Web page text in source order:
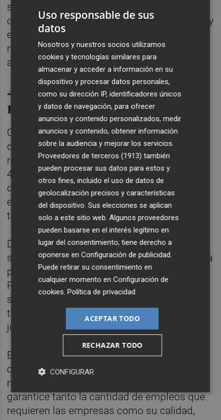
segundo. El resto de alojamientos tenía en
diciembre un 8% más de empleos, con 333, y
en agosto registró 499. Por su parte, el
número de negocios fue de 77 en
alojamientos turísticos y 41 en campings.
467 más afiliaciones en
restaurantes
Otra vertiente importante que se beneficia
del turismo es la restauración. Así, los
restaurantes han sumado en 2024 un total
467 trabajos más, contabilizando en
diciembre 8.617 empleados y 1.086
empresas. Un año antes contaba con 8.150
trabajadores y 1.040 firmas.
De esta manera, el turismo vuelve a ser un
sector importante del tejido económico de la
provincia, acaparando cerca de un 14% del
PIB. De hecho, elColegio de Economistas
señala esta actividad como una de las que
tirará de la economía de Castellón en 2025
junto al azulejo y la construcción.
En este contexto de mejora, el sector
considera ahora clave la firma de un
nuevo
garantice tanto la cantidad de empleos que
requieren las empresas como su calidad,
Uso responsable de sus
datos
Nosotros y nuestros socios utilizamos
cookies y tecnologías similares para
almacenar y acceder a información en su
dispositivo y procesar datos personales,
como su dirección IP, identificadores únicos
y datos de navegación, para ofrecer
anuncios y contenido personalizados, medir
anuncios y contenido, obtener información
sobre la audiencia y mejorar los servicios.
Proveedores de terceros (1913) también
pueden procesar sus datos para estos y
otros fines, incluido el uso de datos de
geolocalización precisos y características
del dispositivo. Sus elecciones se aplican
solo a este sitio web. Algunos proveedores
pueden basarse en el interés legítimo en
lugar del consentimiento; tiene derecho a
oponerse enConfiguración de publicidad
Puede retirar su consentimiento en
cualquier momento enConfiguración de
cookies .Política de privacidad
ACEPTAR TODO
RECHAZAR TODO
CONFIGURAR